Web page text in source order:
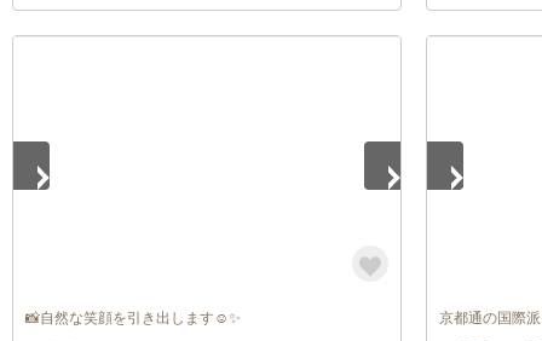
📸自然な笑顔を引き出します☺️✨ 京都通の国際